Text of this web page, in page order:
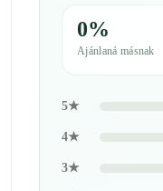
0%
Ajánlaná másnak
5★
4★
3★